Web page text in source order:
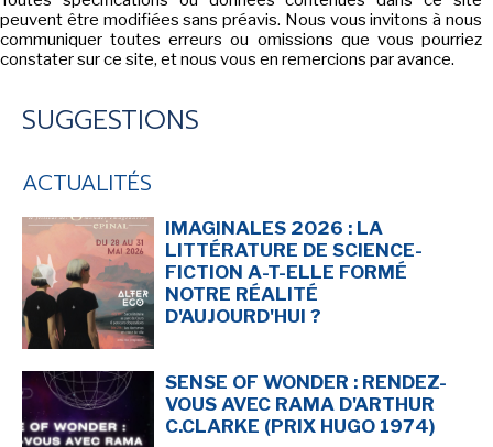
EDITEURS & COLLECTIONS
LES PARUTIONS/SORTIES
NEWSLETTER
En indiquant votre adresse mail ci-dessus, vous consentez à recevoir des mails de la
part d'Actusf. Vous pouvez vous désinscrire à tout moment à travers les liens de
désinscription.
LA RÉDACTION
FORUM
EDITIONS ACTUSF
peuvent être modifiées sans préavis. Nous vous invitons à nous
communiquer toutes erreurs ou omissions que vous pourriez
constater sur ce site, et nous vous en remercions par avance.
SUGGESTIONS
ACTUALITÉS
IMAGINALES 2026 : LA
LITTÉRATURE DE SCIENCE-
FICTION A-T-ELLE FORMÉ
NOTRE RÉALITÉ
D'AUJOURD'HUI ?
SENSE OF WONDER : RENDEZ-
VOUS AVEC RAMA D'ARTHUR
C.CLARKE (PRIX HUGO 1974)